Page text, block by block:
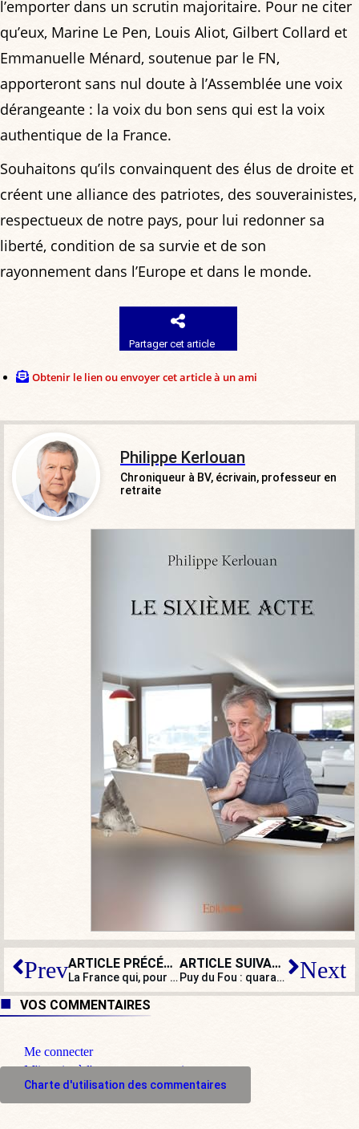
l’emporter dans un scrutin majoritaire. Pour ne citer
qu’eux, Marine Le Pen, Louis Aliot, Gilbert Collard et
Emmanuelle Ménard, soutenue par le FN,
apporteront sans nul doute à l’Assemblée une voix
dérangeante : la voix du bon sens qui est la voix
authentique de la France.
Souhaitons qu’ils convainquent des élus de droite et
créent une alliance des patriotes, des souverainistes,
respectueux de notre pays, pour lui redonner sa
liberté, condition de sa survie et de son
rayonnement dans l’Europe et dans le monde.
Partager cet article
Obtenir le lien ou envoyer cet article à un ami
Philippe Kerlouan
Chroniqueur à BV, écrivain, professeur en
retraite
Prev ARTICLE PRÉCÉDENT
La France qui, pour Macron, a les yeux de… Brigitte
ARTICLE SUIVANT
Puy du Fou : quarante ans de transmission, de créativité et de gratuité Next
VOS COMMENTAIRES
Me connecter
M'inscrire à l'espace commentaire
Charte d'utilisation des commentaires